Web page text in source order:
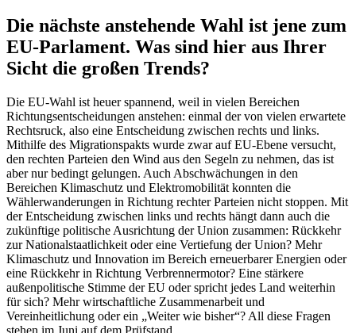
Die nächste anstehende Wahl ist jene zum
EU-Parlament. Was sind hier aus Ihrer
Sicht die großen Trends?
Die EU-Wahl ist heuer spannend, weil in vielen Bereichen
Richtungsentscheidungen anstehen: einmal der von vielen erwartete
Rechtsruck, also eine Entscheidung zwischen rechts und links.
Mithilfe des Migrationspakts wurde zwar auf EU-Ebene versucht,
den rechten Parteien den Wind aus den Segeln zu nehmen, das ist
aber nur bedingt gelungen. Auch Abschwächungen in den
Bereichen Klimaschutz und Elektromobilität konnten die
Wählerwanderungen in Richtung rechter Parteien nicht stoppen. Mit
der Entscheidung zwischen links und rechts hängt dann auch die
zukünftige politische Ausrichtung der Union zusammen: Rückkehr
zur Nationalstaatlichkeit oder eine Vertiefung der Union? Mehr
Klimaschutz und Innovation im Bereich erneuerbarer Energien oder
eine Rückkehr in Richtung Verbrennermotor? Eine stärkere
außenpolitische Stimme der EU oder spricht jedes Land weiterhin
für sich? Mehr wirtschaftliche Zusammenarbeit und
Vereinheitlichung oder ein „Weiter wie bisher“? All diese Fragen
stehen im Juni auf dem Prüfstand.